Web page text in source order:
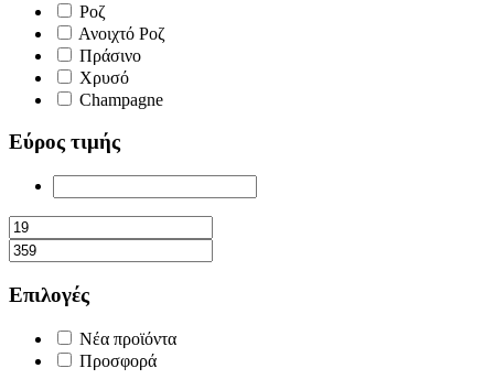
Ροζ
Ανοιχτό Ροζ
Πράσινο
Χρυσό
Champagne
Εύρος τιμής
Επιλογές
Νέα προϊόντα
Προσφορά